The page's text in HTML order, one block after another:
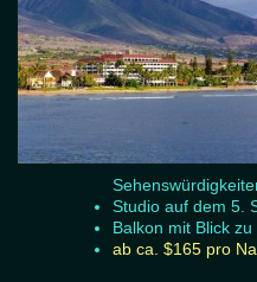
Studio auf dem 5.
Balkon mit Blick
ab ca. $165 pro